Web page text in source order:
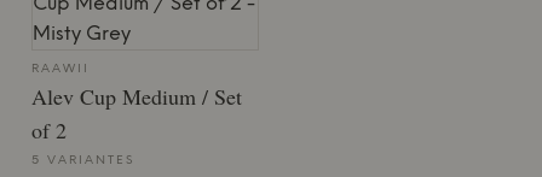
RAAWII
Alev Cup Medium / Set
of 2
5 VARIANTES